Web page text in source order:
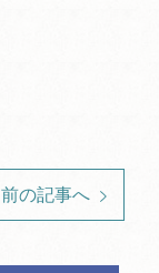
前の記事へ